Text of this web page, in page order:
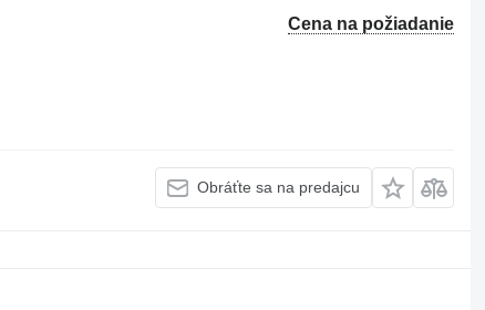
Cena na požiadanie
Obráťte sa na predajcu